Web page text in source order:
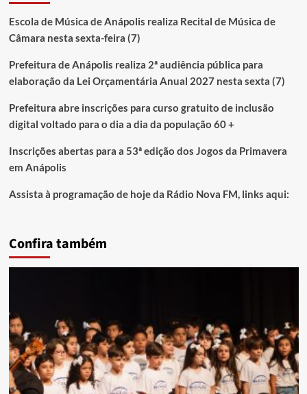
Escola de Música de Anápolis realiza Recital de Música de
Câmara nesta sexta-feira (7)
Prefeitura de Anápolis realiza 2ª audiência pública para
elaboração da Lei Orçamentária Anual 2027 nesta sexta (7)
Prefeitura abre inscrições para curso gratuito de inclusão
digital voltado para o dia a dia da população 60 +
Inscrições abertas para a 53ª edição dos Jogos da Primavera
em Anápolis
Assista à programação de hoje da Rádio Nova FM, links aqui:
Confira também